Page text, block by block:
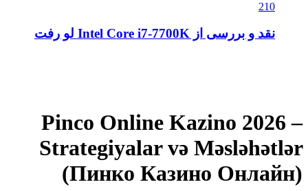
210
نقد و بررسی از Intel Core i7-7700K لو رفت
Pinco Online Kazino 2026 –
Strategiyalar və Məsləhətlər
(Пинко Казино Онлайн)